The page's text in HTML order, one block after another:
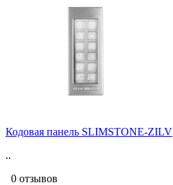
Кодовая панель SLIMSTONE-ZILV
..
0 отзывов